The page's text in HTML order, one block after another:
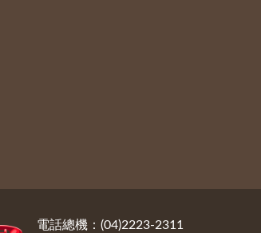
電話總機：(04)2223-2311